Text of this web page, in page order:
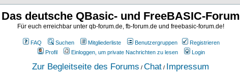
Das deutsche QBasic- und FreeBASIC-Forum
Für euch erreichbar unter qb-forum.de, fb-forum.de und freebasic-forum.de!
FAQ Suchen Mitgliederliste Benutzergruppen
Registrieren
Profil
Einloggen, um private Nachrichten zu lesen Login
Zur Begleitseite des Forums / Chat / Impressum